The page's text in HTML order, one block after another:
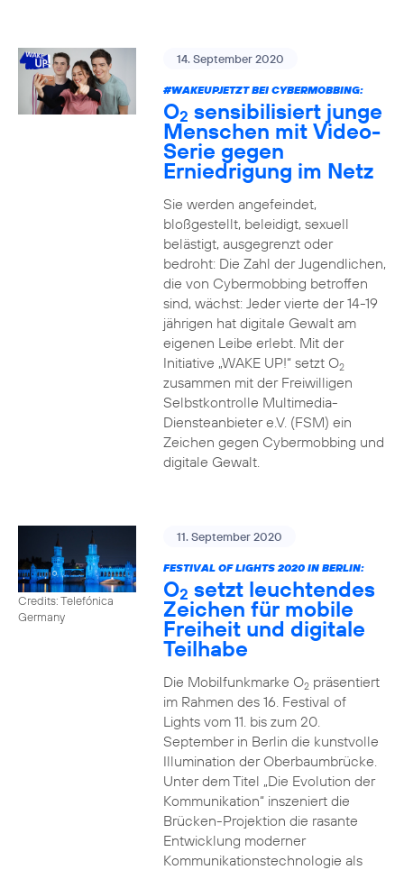
14. September 2020
#WAKEUPJETZT BEI CYBERMOBBING:
O2 sensibilisiert junge
Menschen mit Video-
Serie gegen
Erniedrigung im Netz
Sie werden angefeindet,
bloßgestellt, beleidigt, sexuell
belästigt, ausgegrenzt oder
bedroht: Die Zahl der Jugendlichen,
die von Cybermobbing betroffen
sind, wächst: Jeder vierte der 14-19
jährigen hat digitale Gewalt am
eigenen Leibe erlebt. Mit der
Initiative „WAKE UP!“ setzt O2
zusammen mit der Freiwilligen
Selbstkontrolle Multimedia-
Diensteanbieter e.V. (FSM) ein
Zeichen gegen Cybermobbing und
digitale Gewalt.
Credits: Telefónica
Germany
11. September 2020
FESTIVAL OF LIGHTS 2020 IN BERLIN:
O2 setzt leuchtendes
Zeichen für mobile
Freiheit und digitale
Teilhabe
Die Mobilfunkmarke O2präsentiert
im Rahmen des 16. Festival of
Lights vom 11. bis zum 20.
September in Berlin die kunstvolle
Illumination der Oberbaumbrücke.
Unter dem Titel „Die Evolution der
Kommunikation“ inszeniert die
Brücken-Projektion die rasante
Entwicklung moderner
Kommunikationstechnologie als